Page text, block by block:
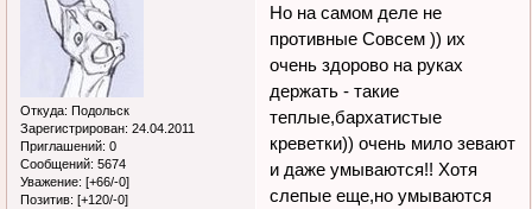
Откуда: Подольск
Зарегистрирован: 24.04.2011
Приглашений: 0
Сообщений: 5674
Уважение: [+66/-0]
Позитив: [+120/-0]
Но на самом деле не
противные Совсем )) их
очень здорово на руках
держать - такие
теплые,бархатистые
креветки)) очень мило зевают
и даже умываются!! Хотя
слепые еще,но умываются